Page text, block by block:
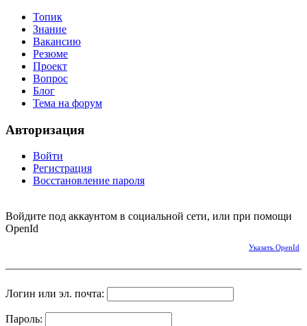
Топик
Знание
Вакансию
Резюме
Проект
Вопрос
Блог
Тема на форум
Авторизация
Войти
Регистрация
Восстановление пароля
Войдите под аккаунтом в социальной сети, или при помощи
OpenId
Указать OpenId
Логин или эл. почта:
Пароль: